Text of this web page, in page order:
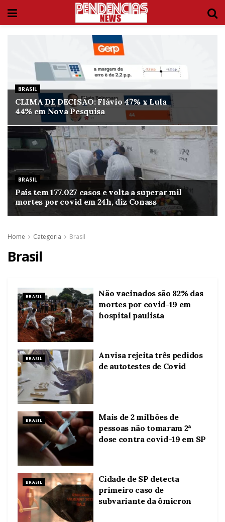
BRASIL
CLIMA DE DECISÃO: Flávio 47% x Lula
44% em Nova Pesquisa
BRASIL
País tem 177.027 casos e volta a superar mil
mortes por covid em 24h, diz Conass
Home Categoria Brasil
Brasil
BRASIL
Não vacinados são 82% das
mortes por covid-19 em
hospital paulista
BRASIL
Anvisa rejeita três pedidos
de autotestes de Covid
BRASIL
Mais de 2 milhões de
pessoas não tomaram 2ª
dose contra covid-19 em SP
BRASIL
Cidade de SP detecta
primeiro caso de
subvariante da ômicron